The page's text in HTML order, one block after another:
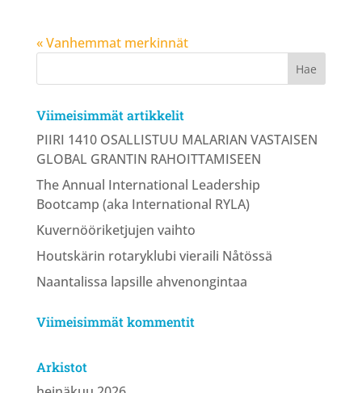
« Vanhemmat merkinnät
Viimeisimmät artikkelit
PIIRI 1410 OSALLISTUU MALARIAN VASTAISEN
GLOBAL GRANTIN RAHOITTAMISEEN
The Annual International Leadership
Bootcamp (aka International RYLA)
Kuvernööriketjujen vaihto
Houtskärin rotaryklubi vieraili Nåtössä
Naantalissa lapsille ahvenongintaa
Viimeisimmät kommentit
Arkistot